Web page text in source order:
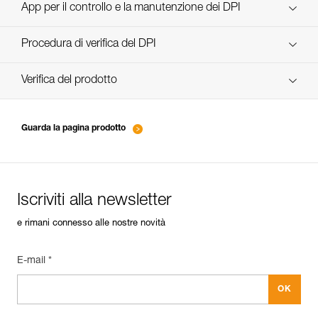
Technical Notice
App per il controllo e la manutenzione dei DPI
scopri ePPEcentre
Procedura di verifica del DPI
verif EPI-CONNECTEURS-procedure-IT
Verifica del prodotto
Guarda la pagina prodotto
Iscriviti alla newsletter
e rimani connesso alle nostre novità
E-mail *